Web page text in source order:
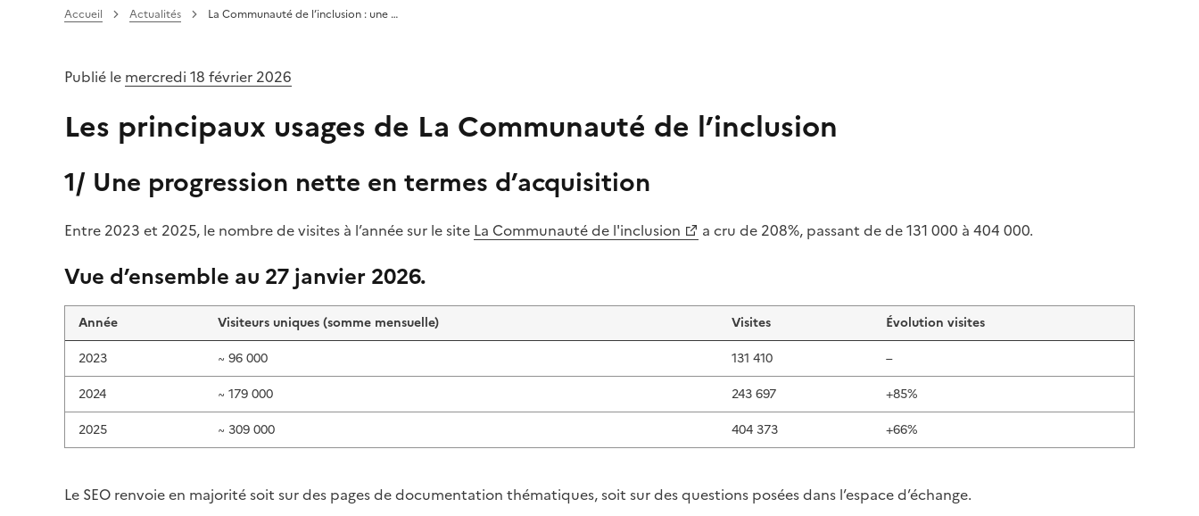
Accueil Actualités La Communauté de l’inclusion : une …
Publié le mercredi 18 février 2026
Les principaux usages de La Communauté de l’inclusion
1/ Une progression nette en termes d’acquisition
Entre 2023 et 2025, le nombre de visites à l’année sur le site La Communauté de l'inclusion a cru de 208%, passant de de 131 000 à 404 000.
Vue d’ensemble au 27 janvier 2026.
Année Visiteurs uniques (somme mensuelle) Visites
Évolution visites
2023
~ 96 000 131 410
–
2024
~ 179 000 243 697
+85%
2025
~ 309 000 404 373 +66%
Le SEO renvoie en majorité soit sur des pages de documentation thématiques, soit sur des questions posées dans l’espace d’échange.